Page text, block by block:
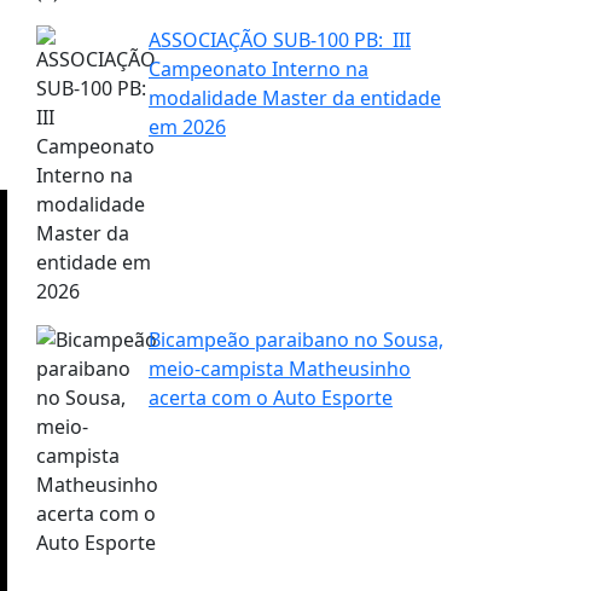
ASSOCIAÇÃO SUB-100 PB: III
Campeonato Interno na
modalidade Master da entidade
em 2026
Bicampeão paraibano no Sousa,
meio-campista Matheusinho
acerta com o Auto Esporte